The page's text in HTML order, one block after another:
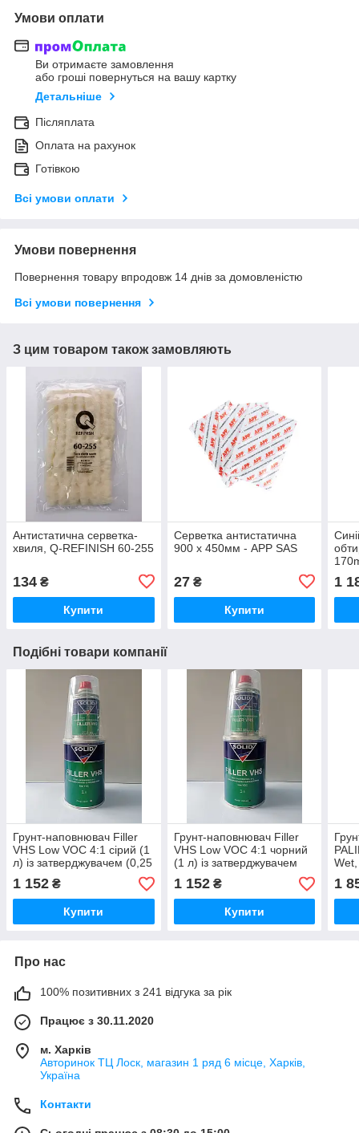
Умови оплати
Ви отримаєте замовлення
або гроші повернуться на вашу картку
Детальніше
Післяплата
Оплата на рахунок
Готівкою
Всі умови оплати
Умови повернення
Повернення товару впродовж 14 днів за домовленістю
Всі умови повернення
З цим товаром також замовляють
Антистатична серветка-
хвиля, Q-REFINISH 60-255
134 ₴
Купити
Серветка антистатична
900 x 450мм - APP SAS
27₴
Купити
1
Подібні товари компанії
Грунт-наповнювач Filler
VHS Low VOC 4:1 сірий (1
л) із затверджувачем (0,25
л), SOLID
1 152 ₴
Купити
Грунт-наповнювач Filler
VHS Low VOC 4:1 чорний
(1 л) із затверджувачем
(0,25 л), SOLID
1 152₴
Купити
Wet,
0,5л
1
Про нас
100% позитивних з 241 відгука за рік
Працює з 30.11.2020
м. Харків
Авторинок ТЦ Лоск, магазин 1 ряд 6 місце, Харків,
Україна
Контакти